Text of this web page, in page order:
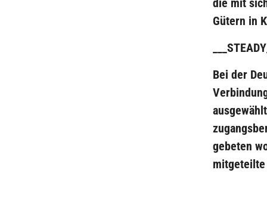
die mit
Gütern in
Bei der
gebeten